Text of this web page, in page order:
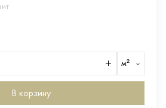
м²
В корзину